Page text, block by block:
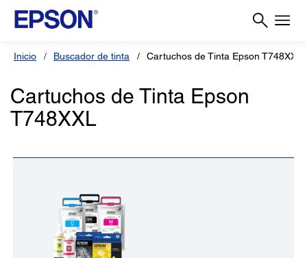
Inicio Buscador de tinta Cartuchos de Tinta Epson T748XXL
Cartuchos de Tinta Epson
T748XXL